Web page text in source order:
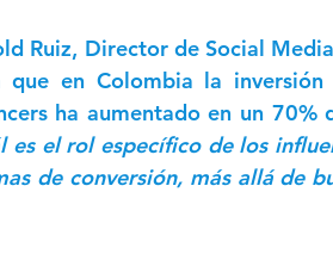
Ruiz, Director de Social
que en Colombia la
ha aumentado en un 70%
es el rol específico de los
de conversión, más allá de